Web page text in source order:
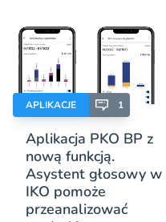
APLIKACJE 1
Aplikacja PKO BP z
nową funkcją.
Asystent głosowy w
IKO pomoże
przeanalizować